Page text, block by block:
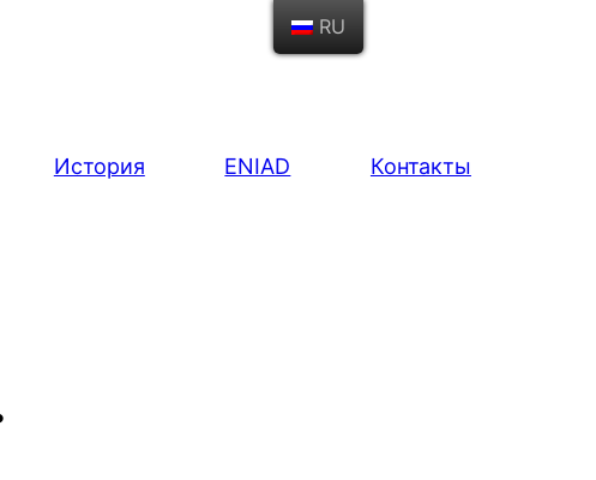
История ENIAD Контакты
RU